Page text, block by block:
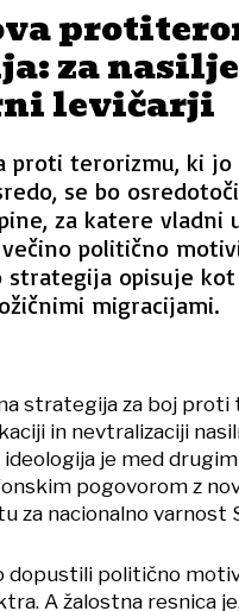
za
levičarji
proti terorizmu, ki jo
se bo
za katere vladni
politično
strategija opisuje
migracijami.
strategija za boj
in nevtralizaciji
je med
pogovorom z
za nacionalno varnost
dopustili politično
A žalostna resnica